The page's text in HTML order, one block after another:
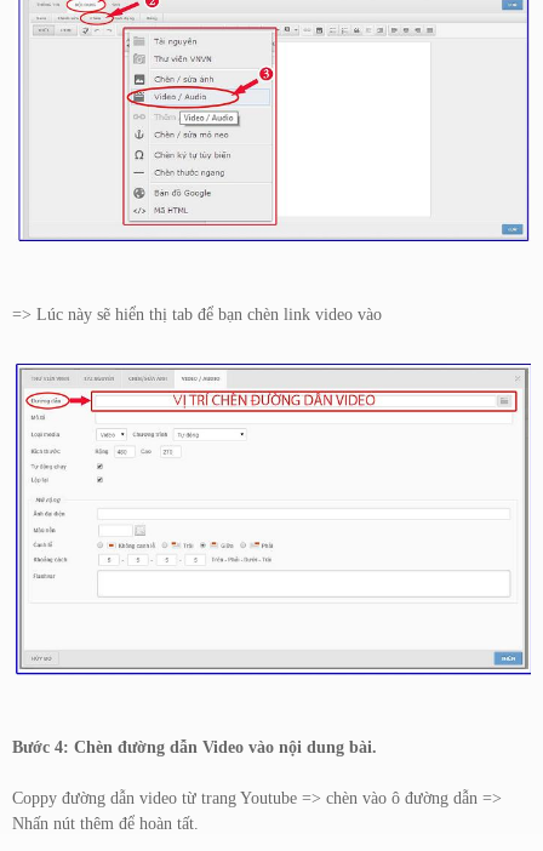
=> Lúc này sẽ hiển thị tab để bạn chèn link video vào
Bước 4: Chèn đường dẫn Video vào nội dung bài.
Coppy đường dẫn video từ trang Youtube => chèn vào ô đường dẫn =>
Nhấn nút thêm để hoàn tất.